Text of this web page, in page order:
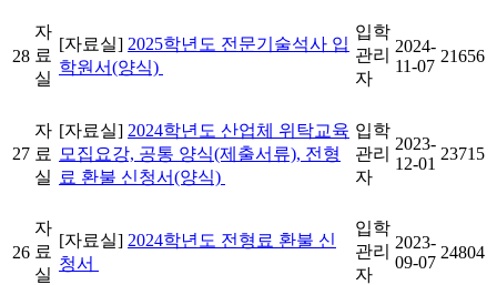
28
자
료
실
[자료실] 2025학년도 전문기술석사 입
학원서(양식)
입학
관리
자
2024-
11-07
21656
27
자
료
실
[자료실] 2024학년도 산업체 위탁교육
모집요강, 공통 양식(제출서류), 전형
료 환불 신청서(양식)
입학
관리
자
2023-
12-01
23715
26
자
료
실
[자료실] 2024학년도 전형료 환불 신
청서
입학
관리
자
2023-
09-07
24804